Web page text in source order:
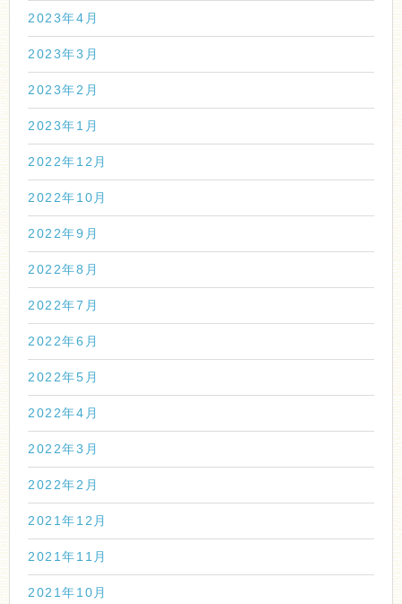
2023年4月
2023年3月
2023年2月
2023年1月
2022年12月
2022年10月
2022年9月
2022年8月
2022年7月
2022年6月
2022年5月
2022年4月
2022年3月
2022年2月
2021年12月
2021年11月
2021年10月